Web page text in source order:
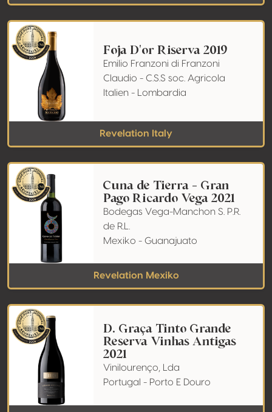
Foja D'or Riserva 2019
Emilio Franzoni di Franzoni
Claudio - C.S.S soc. Agricola
Italien - Lombardia
Revelation Italy
Cuna de Tierra - Gran
Pago Ricardo Vega 2021
Bodegas Vega-Manchon S. P.R.
de R.L.
Mexiko - Guanajuato
Revelation Mexiko
D. Graça Tinto Grande
Reserva Vinhas Antigas
2021
Vinilourenço, Lda
Portugal - Porto E Douro